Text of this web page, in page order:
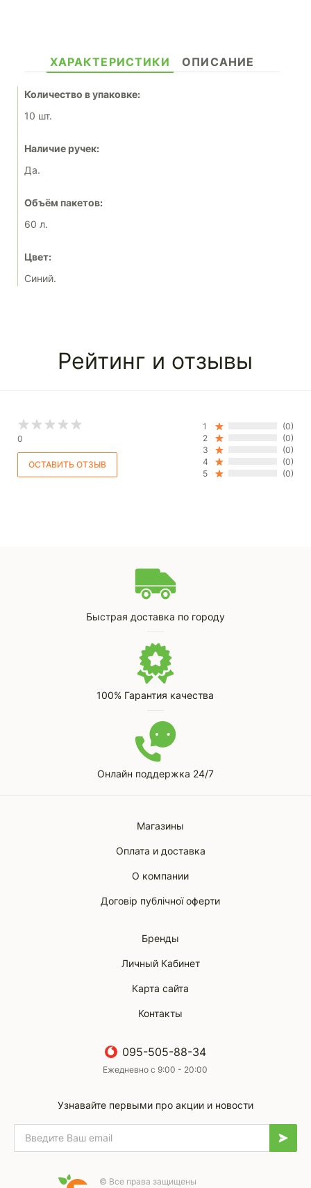
ХАРАКТЕРИСТИКИ ОПИСАНИЕ
Количество в упаковке:
10 шт.
Наличие ручек:
Да.
Объём пакетов:
60 л.
Цвет:
Синий.
Рейтинг и отзывы
0
1
(0)
2
(0)
3
(0)
4
(0)
5
(0)
Быстрая доставка по городу
100% Гарантия качества
Онлайн поддержка 24/7
Магазины
Оплата и доставка
О компании
Договір публічної оферти
Бренды
Личный Кабинет
Карта сайта
Контакты
095-505-88-34
Ежедневно с 9:00 - 20:00
Узнавайте первыми про акции и новости
© Все права защищены